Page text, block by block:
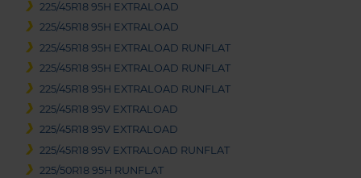
225/45R18 95H EXTRALOAD
225/45R18 95H EXTRALOAD
225/45R18 95H EXTRALOAD RUNFLAT
225/45R18 95H EXTRALOAD RUNFLAT
225/45R18 95H EXTRALOAD RUNFLAT
225/45R18 95V EXTRALOAD
225/45R18 95V EXTRALOAD
225/45R18 95V EXTRALOAD RUNFLAT
225/50R18 95H RUNFLAT